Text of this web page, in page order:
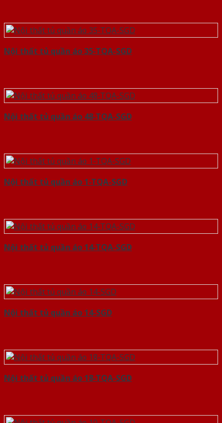
Nội thất tủ quần áo 35-TQA-SGD
Nội thất tủ quần áo 48-TQA-SGD
Nội thất tủ quần áo 1-TQA-SGD
Nội thất tủ quần áo 14-TQA-SGD
Nội thất tủ quần áo 14-SGD
Nội thất tủ quần áo 18-TQA-SGD